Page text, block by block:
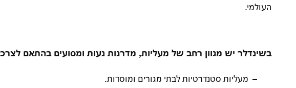
העולמי.
בשינדלר יש מגוון רחב של מעליות, מדרגות נעות ומסועים בהתאם
מעליות סטנדרטיות לבתי מגורים ומוסדות.